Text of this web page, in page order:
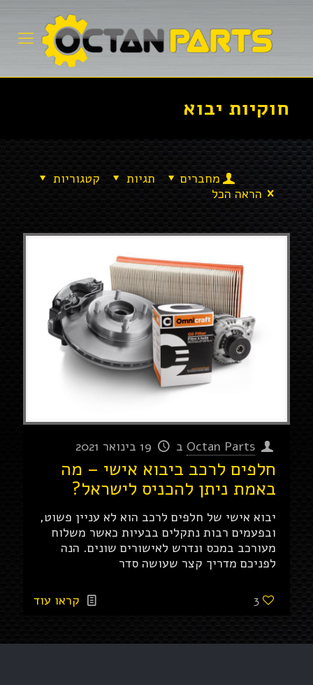
חוקיות יבוא
קטגוריות תגיות
מחברים
הראה הכל
Octan Parts ב 19 בינואר 2021
חלפים לרכב ביבוא אישי – מה
באמת ניתן להכניס לישראל?
יבוא אישי של חלפים לרכב הוא לא עניין פשוט,
ובפעמים רבות נתקלים בבעיות כאשר משלוח
מעורכב במכס ונדרש לאישורים שונים. הנה
לפניכם מדריך קצר שעושה סדר
3 קראו עוד